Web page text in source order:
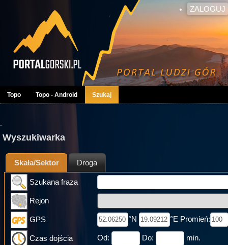
ZALOGUJ
Topo Topo - Android Szukaj
Wyszukiwarka
Skała/Sektor Droga
Szukana fraza
Rejon
GPS °N °E Promień:
Czas dojścia Od: Do: min.